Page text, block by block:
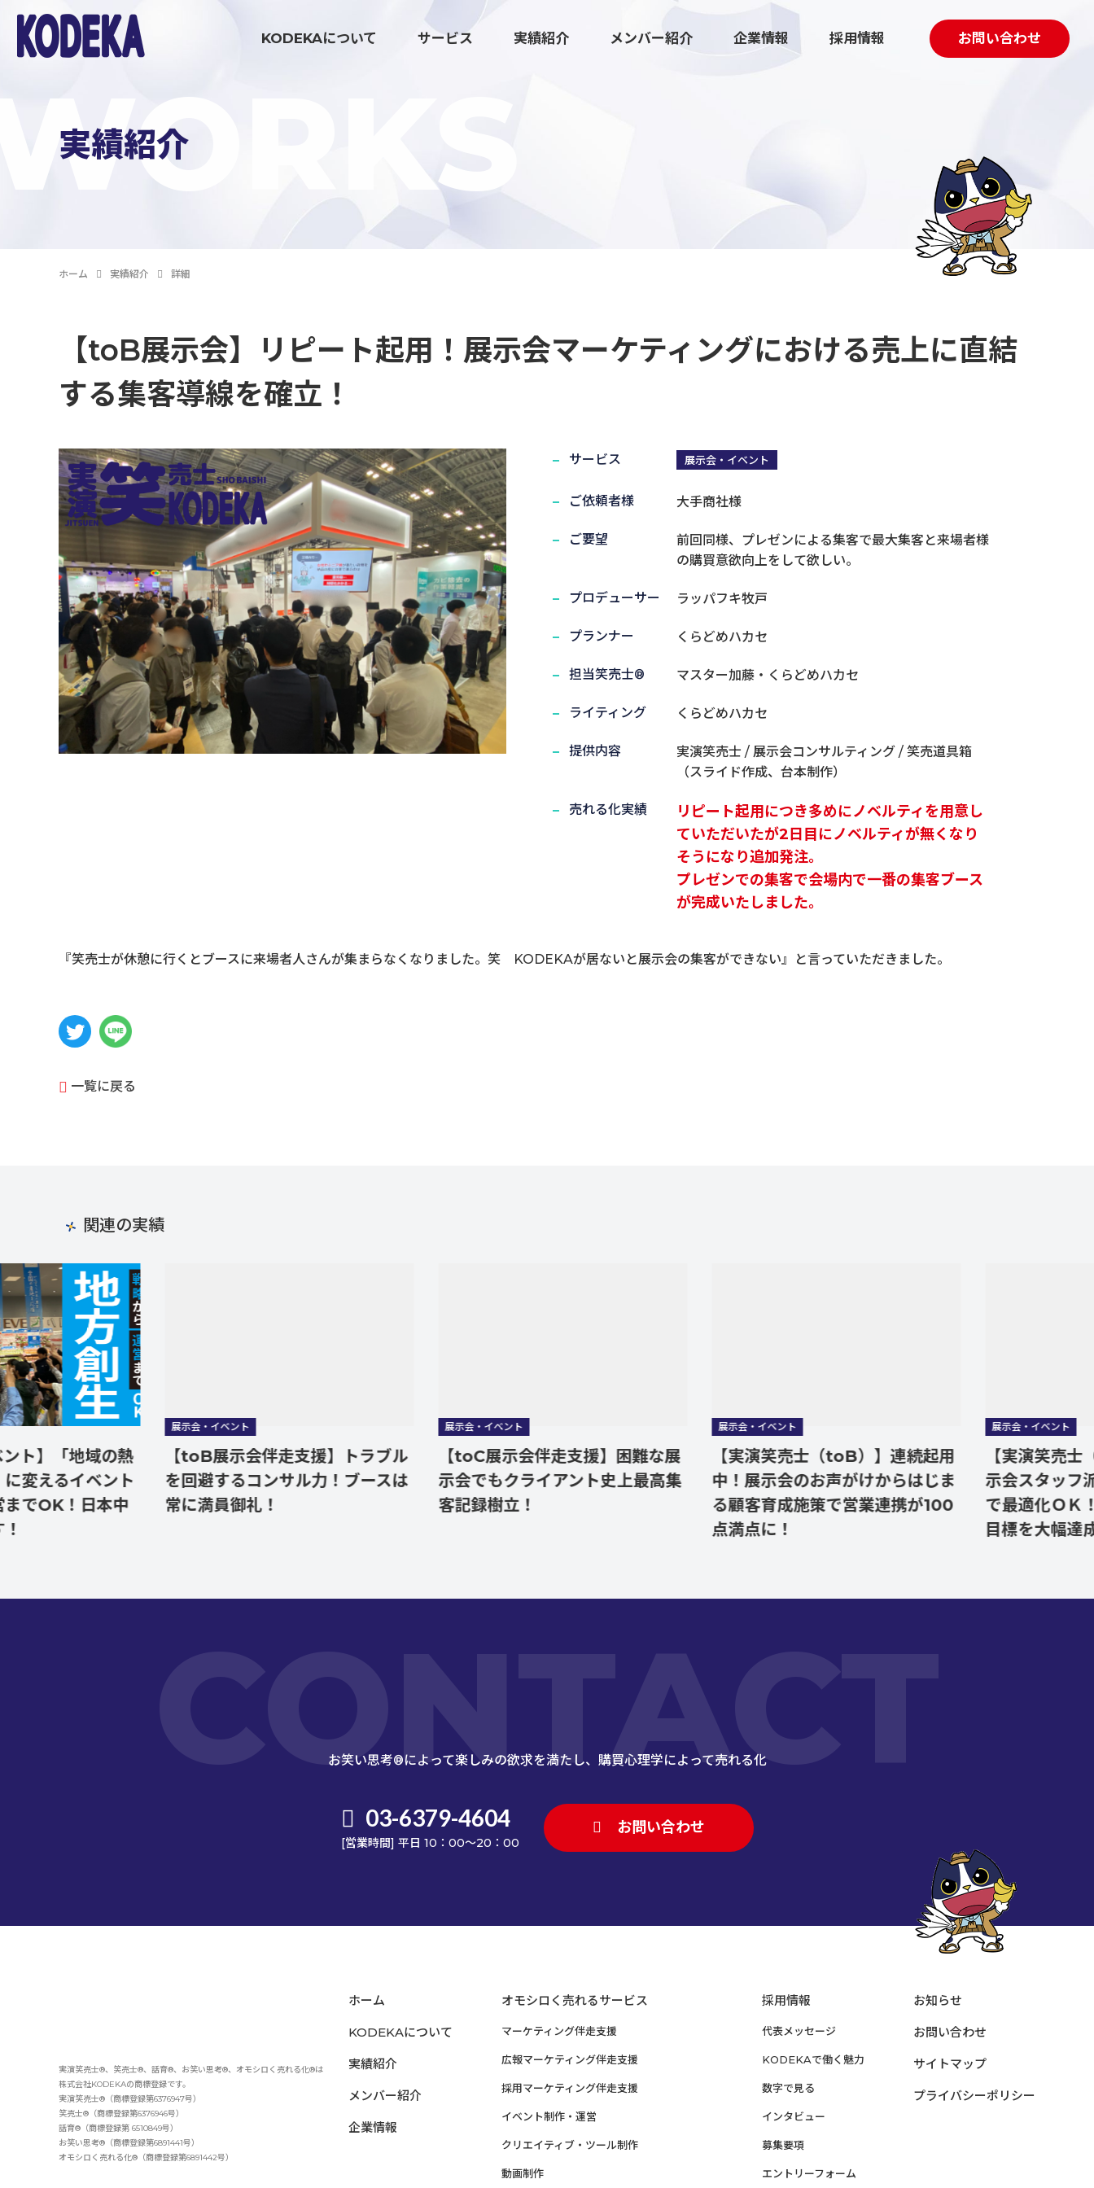
KODEKAについて サービス
マーケティング伴走支援 採用マーケティング伴走支援
イベント制作・運営 クリエイティブ・ツール制作 動画制作
コミュニケーション実施領域
WEB広告・SNS運用・EC運営 実演笑売士・タレント
実績紹介 メンバー紹介 企業情報 採用情報 お問い合わせ
実績紹介
ホーム 実績紹介 詳細
【toB展示会】リピート起用！展示会マーケティングにおける売上に直結
する集客導線を確立！
サービス 展示会・イベント
ご依頼者様 大手商社様
ご要望
前回同様、プレゼンによる集客で最大集客と来場者様
の購買意欲向上をして欲しい。
プロデューサー ラッパフキ牧戸
プランナー くらどめハカセ
担当笑売士® マスター加藤・くらどめハカセ
ライティング くらどめハカセ
提供内容
実演笑売士 / 展示会コンサルティング / 笑売道具箱
（スライド作成、台本制作）
売れる化実績
リピート起用につき多めにノベルティを用意し
ていただいたが2日目にノベルティが無くなり
そうになり追加発注。
プレゼンでの集客で会場内で一番の集客ブース
が完成いたしました。
『笑売士が休憩に行くとブースに来場者人さんが集まらなくなりました。笑 KODEKAが居ないと展示会の集客ができない』と言っていただきました。
一覧に戻る
関連の実績
地域の熱
イベント
日本中
展示会・イベント
【toB展示会伴走支援】トラブル
を回避するコンサル力！ブースは
常に満員御礼！
展示会・イベント
【toC展示会伴走支援】困難な展
示会でもクライアント史上最高集
客記録樹立！
展示会・イベント
【実演笑売士（toB）】連続起用
中！展示会のお声がけからはじま
る顧客育成施策で営業連携が100
点満点に！
展示会・イベント
【実演笑売士（toB）
示会スタッフ派遣で爆
で最適化ＯＫ！リード
目標を大幅達成！
CONTACT
お笑い思考®によって楽しみの欲求を満たし、 購買心理学によって売れる化
03-6379-4604
[営業時間] 平日 10：00～20：00
お問い合わせ
実演笑売士®、笑売士®、話育®、お笑い思考®、オモシロく売れる化®は
株式会社KODEKAの商標登録です。
実演笑売士®（商標登録第6376947号）
笑売士®（商標登録第6376946号）
話育®（商標登録第 6510849号）
お笑い思考®（商標登録第6891441号）
オモシロく売れる化®（商標登録第6891442号）
ホーム
KODEKAについて
実績紹介
メンバー紹介
企業情報
オモシロく売れるサービス
マーケティング伴走支援
広報マーケティング伴走支援
採用マーケティング伴走支援
イベント制作・運営
クリエイティブ・ツール制作
動画制作
採用情報
代表メッセージ
KODEKAで働く魅力
数字で見る
インタビュー
募集要項
エントリーフォーム
お知らせ
お問い合わせ
サイトマップ
プライバシーポリシー